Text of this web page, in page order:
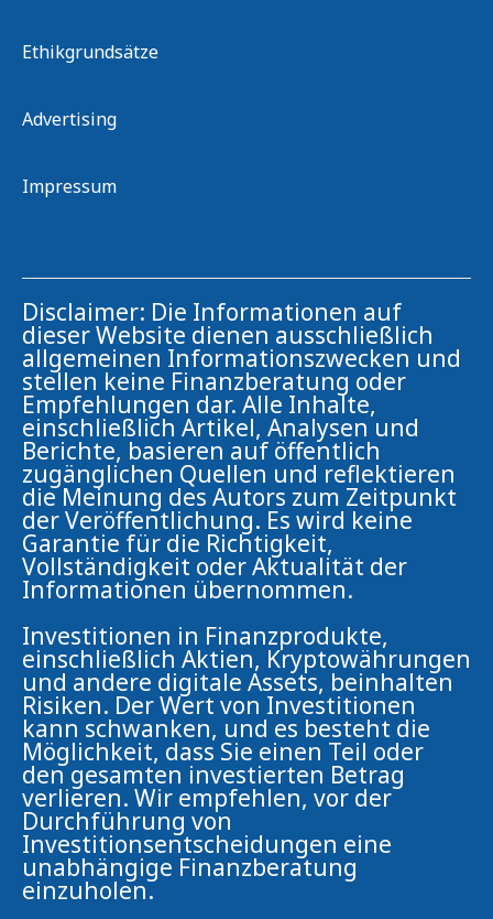
Ethikgrundsätze
Advertising
Impressum
Disclaimer: Die Informationen auf
dieser Website dienen ausschließlich
allgemeinen Informationszwecken und
stellen keine Finanzberatung oder
Empfehlungen dar. Alle Inhalte,
einschließlich Artikel, Analysen und
Berichte, basieren auf öffentlich
zugänglichen Quellen und reflektieren
die Meinung des Autors zum Zeitpunkt
der Veröffentlichung. Es wird keine
Garantie für die Richtigkeit,
Vollständigkeit oder Aktualität der
Informationen übernommen.
Investitionen in Finanzprodukte,
einschließlich Aktien, Kryptowährungen
und andere digitale Assets, beinhalten
Risiken. Der Wert von Investitionen
kann schwanken, und es besteht die
Möglichkeit, dass Sie einen Teil oder
den gesamten investierten Betrag
verlieren. Wir empfehlen, vor der
Durchführung von
Investitionsentscheidungen eine
unabhängige Finanzberatung
einzuholen.